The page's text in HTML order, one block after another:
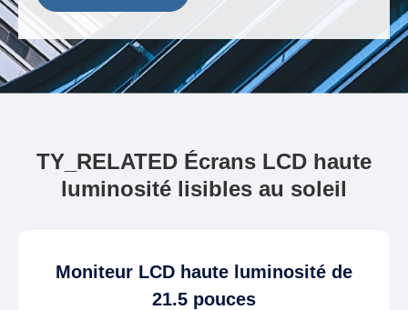
TY_RELATED Écrans LCD haute
luminosité lisibles au soleil
Moniteur LCD haute luminosité de
21.5 pouces